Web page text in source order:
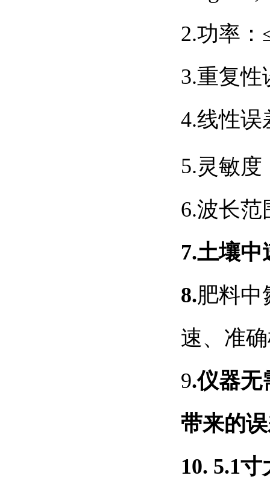
2.功率：
3.重复性
4.线性误
5.灵敏度
6.波长范
7.土壤中
8.肥料中
速、准
9.仪器无
带来的
10. 5.1寸